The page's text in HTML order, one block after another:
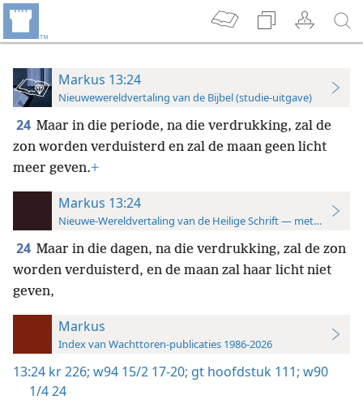
Markus 13:24
Nieuwewereldvertaling van de Bijbel (studie-uitgave)
24 Maar in die periode, na die verdrukking, zal de
zon worden verduisterd en zal de maan geen licht
meer geven.+
Markus 13:24
Nieuwe-Wereldvertaling van de Heilige Schrift — met
24 Maar in die dagen, na die verdrukking, zal de zon
worden verduisterd, en de maan zal haar licht niet
geven,
Markus
Index van Wachttoren-publicaties 1986-2026
13:24 kr 226; w94 15/2 17-20; gt hoofdstuk 111; w90
1/4 24